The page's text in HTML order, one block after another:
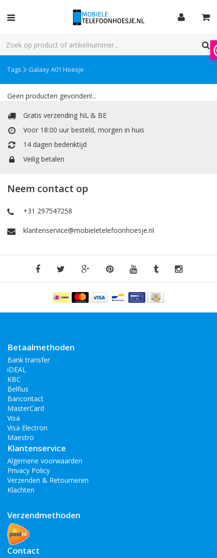
Tags Galaxy A01 Hoesje
Geen producten gevonden!...
Gratis verzending NL & BE
Voor 18:00 uur besteld, morgen in huis
14 dagen bedenktijd
Veilig betalen
Neem contact op
+31 297547258
klantenservice@mobieletelefoonhoesje.nl
Betaalmethoden
Bank transfer
iDEAL
KBC
Belfius
Bancontact
MasterCard
Visa
Visa Electron
Maestro
Klantenservice
Algemene voorwaarden
Privacy Policy
Verzenden & Retourneren
Klachten
Verzendmethoden
Contact